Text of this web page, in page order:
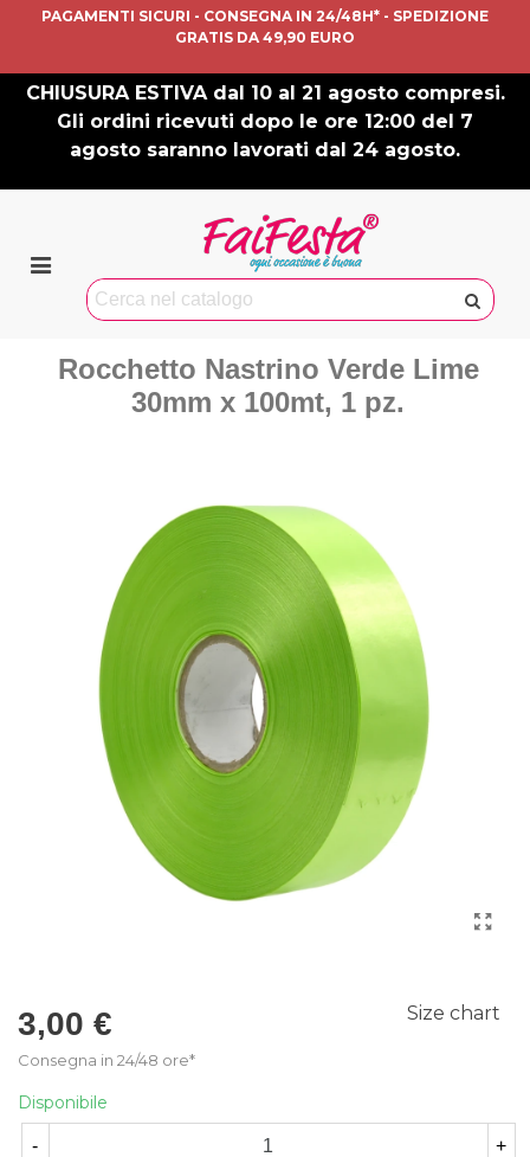
PAGAMENTI SICURI - CONSEGNA IN 24/48H* - SPEDIZIONE
GRATIS DA 49,90 EURO
CHIUSURA ESTIVA dal 10 al 21 agosto compresi.
Gli ordini ricevuti dopo le ore 12:00 del 7
agosto saranno lavorati dal 24 agosto.
Rocchetto Nastrino Verde Lime
30mm x 100mt, 1 pz.
3,00 €
Consegna in 24/48 ore*
Size chart
Disponibile
- +